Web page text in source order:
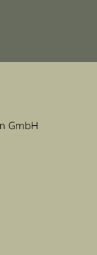
GmbH